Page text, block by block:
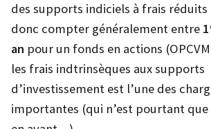
des supports indiciels à frais réduits
donc compter généralement entre
an pour un fonds en actions
les frais indtrinsèques aux supports
d’investissement est l’une des
importantes (qui n’est pourtant